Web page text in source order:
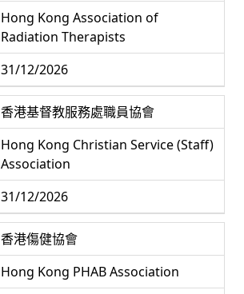
Hong Kong Association of
Radiation Therapists
31/12/2026
香港基督教服務處職員協會
Hong Kong Christian Service (Staff)
Association
31/12/2026
香港傷健協會
Hong Kong PHAB Association